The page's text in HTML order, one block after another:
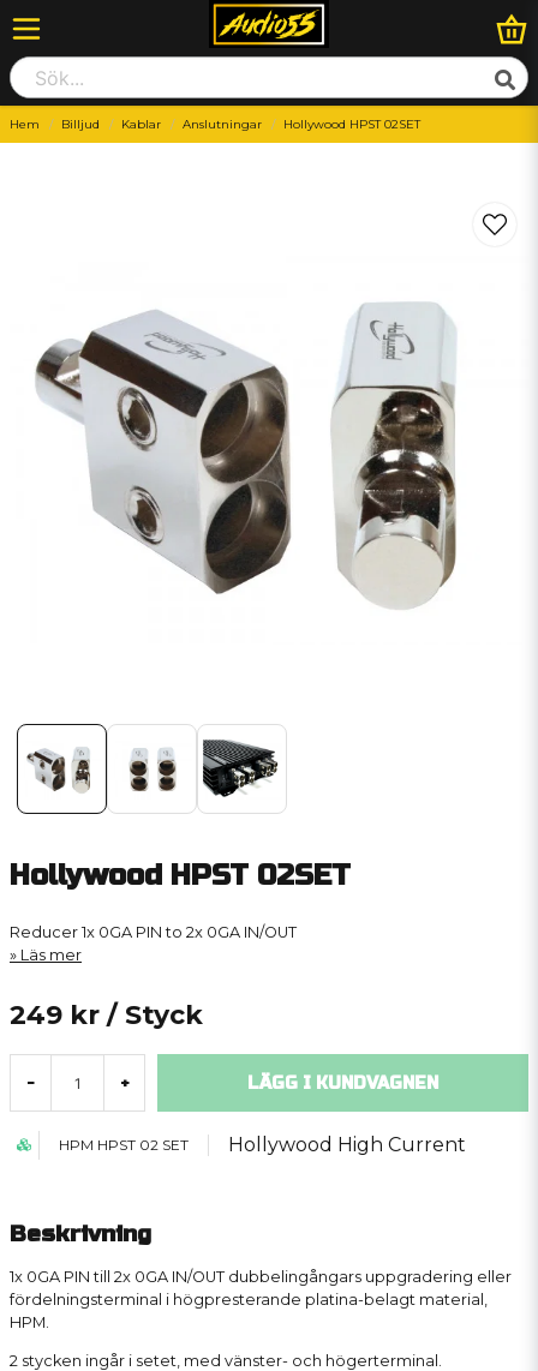
Hem Billjud Kablar Anslutningar Hollywood HPST 02SET
Hollywood HPST 02SET
Reducer 1x 0GA PIN to 2x 0GA IN/OUT
Läs mer
249 kr / Styck
- + LÄGG I KUNDVAGNEN
HPM HPST 02 SET Hollywood High Current
Beskrivning
1x 0GA PIN till 2x 0GA IN/OUT dubbelingångars uppgradering eller
fördelningsterminal i högpresterande platina-belagt material,
HPM.
2 stycken ingår i setet, med vänster- och högerterminal.